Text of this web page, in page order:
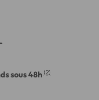
sous 48h (2)